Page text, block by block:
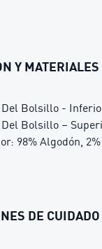
Y MATERIALES
Bolsillo -
Bolsillo –
98% Algodón,
DE CUIDADO